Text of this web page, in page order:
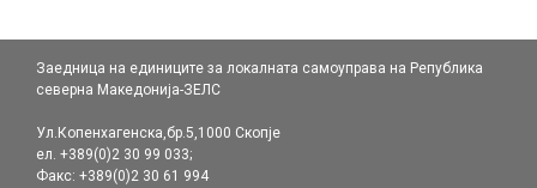
напис
Заедница на единиците за локалната самоуправа на Република
северна Македонија-ЗЕЛС
Ул.Копенхагенска,бр.5,1000 Скопје
ел. +389(0)2 30 99 033;
Факс: +389(0)2 30 61 994